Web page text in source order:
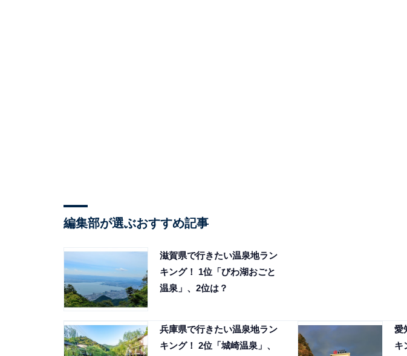
編集部が選ぶおすすめ記事
滋賀県で行きたい温泉地ラン
キング！ 1位「びわ湖おごと
温泉」、2位は？
兵庫県で行きたい温泉地ラン
キング！ 2位「城崎温泉」、
愛
キ